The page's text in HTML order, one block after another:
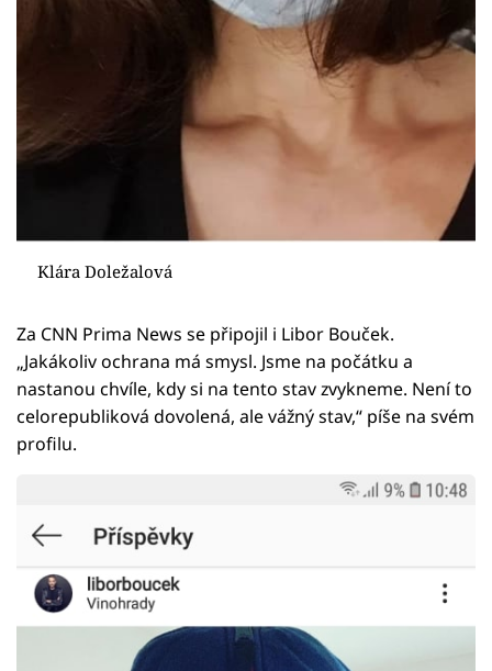
Klára Doležalová
Za CNN Prima News se připojil i Libor Bouček.
„Jakákoliv ochrana má smysl. Jsme na počátku a
nastanou chvíle, kdy si na tento stav zvykneme. Není to
celorepubliková dovolená, ale vážný stav,“ píše na svém
profilu.